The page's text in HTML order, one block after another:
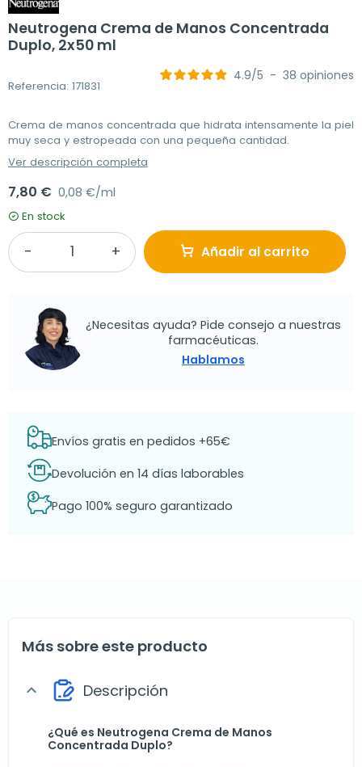
Neutrogena Crema de Manos Concentrada
Duplo, 2x50 ml
Referencia: 171831
4.9/5 - 38 opiniones
Crema de manos concentrada que hidrata intensamente la piel
muy seca y estropeada con una pequeña cantidad.
Ver descripción completa
7,80 € 0,08 €/ml
En stock
Añadir al carrito
¿Necesitas ayuda? Pide consejo a nuestras
farmacéuticas.
Hablamos
Envíos gratis en pedidos +65€
Devolución en 14 días laborables
Pago 100% seguro garantizado
Más sobre este producto
expand_more Descripción
¿Qué es Neutrogena Crema de Manos
Concentrada Duplo?